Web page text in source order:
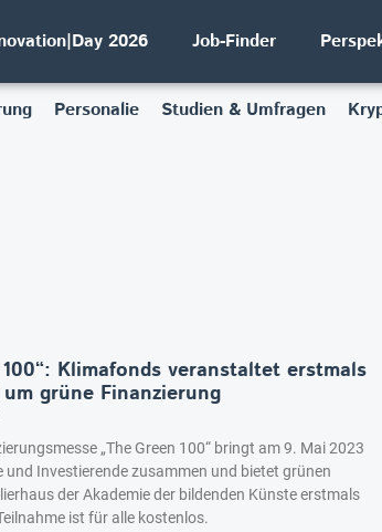
2026 Job-Finder
Personalie Studien & Umfragen
Klimafonds veranstaltet erstmals
grüne Finanzierung
„The Green 100“ bringt am 9. Mai 2023
und Investierende zusammen und bietet grünen
der Akademie der bildenden Künste erstmals
ist für alle kostenlos.